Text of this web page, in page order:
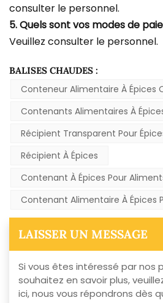
consulter le personnel.
5. Quels sont vos modes de
Veuillez consulter le personnel.
BALISES CHAUDES :
Conteneur Alimentaire À Épices
Contenants Alimentaires À
Récipient Transparent Pour
Récipient À Épices
Contenant À Épices Pour
Contenant Alimentaire À Épices
LAISSER UN MESSAGE
Si vous êtes intéressé par nos
souhaitez en savoir plus,
ici, nous vous répondrons dès